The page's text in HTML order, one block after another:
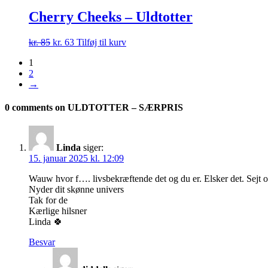
kr. 85.
er:
kr. 63.
Cherry Cheeks – Uldtotter
kr.85 Den
kr. 63Den
Tilføj til kurv
1
2
→
0 comments on ULDTOTTER – SÆRPRIS
Linda siger:
15. januar 2025 kl. 12:09
Wauw hvor f…. livsbekræftende det og du er. Elsker det. Sejt
Nyder dit skønne univers
Tak for de
Kærlige hilsner
Linda 🍀
Besvar